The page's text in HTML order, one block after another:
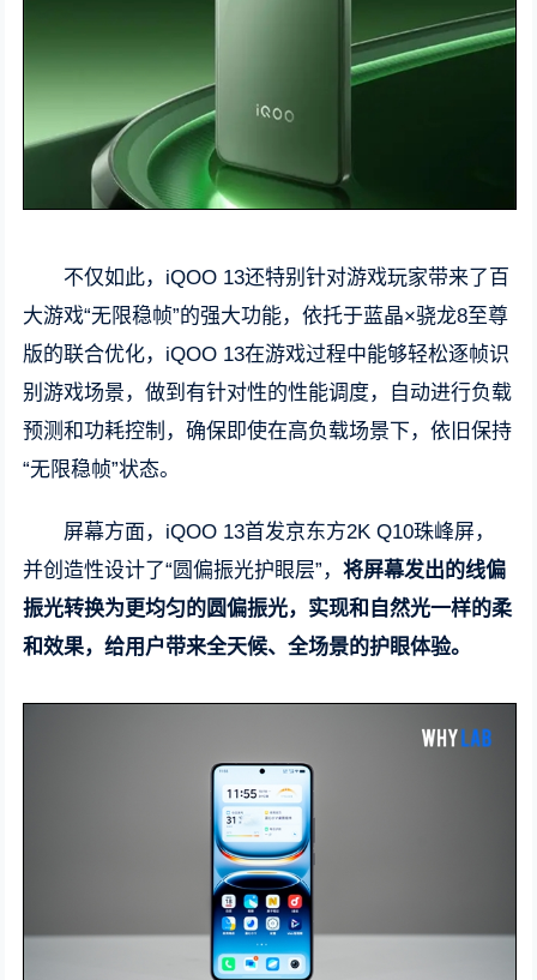
不仅如此，iQOO 13还特别针对游戏玩家带来了百
大游戏“无限稳帧”的强大功能，依托于蓝晶×骁龙8至尊
版的联合优化，iQOO 13在游戏过程中能够轻松逐帧识
别游戏场景，做到有针对性的性能调度，自动进行负载
预测和功耗控制，确保即使在高负载场景下，依旧保持
“无限稳帧”状态。
屏幕方面，iQOO 13首发京东方2K Q10珠峰屏，
并创造性设计了“圆偏振光护眼层”，将屏幕发出的线偏
振光转换为更均匀的圆偏振光，实现和自然光一样的柔
和效果，给用户带来全天候、全场景的护眼体验。